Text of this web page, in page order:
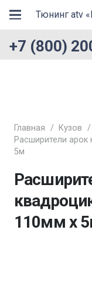
Тюнинг atv
+7 (800)
Главная / Кузов /
Расширители арок
5м
110мм х